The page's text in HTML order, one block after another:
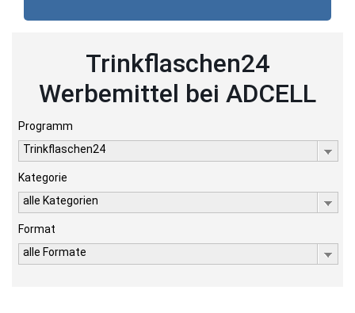
Trinkflaschen24
Werbemittel bei ADCELL
Programm
Trinkflaschen24
Kategorie
alle Kategorien
Format
alle Formate